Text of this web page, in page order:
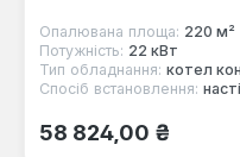
Опалювана площа: 220 м²
Потужність: 22 кВт
Тип обладнання: котел
Спосіб встановлення:
Звичайна ціна:
58 824,00 ₴